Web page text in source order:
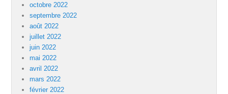
octobre 2022
septembre 2022
août 2022
juillet 2022
juin 2022
mai 2022
avril 2022
mars 2022
février 2022